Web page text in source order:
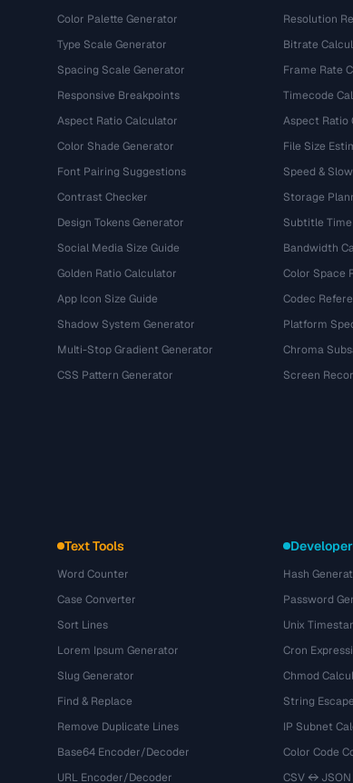
Color Palette Generator
Type Scale Generator
Spacing Scale Generator
Responsive Breakpoints
Aspect Ratio Calculator
Color Shade Generator
Font Pairing Suggestions
Contrast Checker
Design Tokens Generator
Social Media Size Guide
Golden Ratio Calculator
App Icon Size Guide
Shadow System Generator
Multi-Stop Gradient Generator
CSS Pattern Generator
Resolution
Bitrate
Frame Rate
Timecode
Aspect Ratio
File Size
Speed &
Storage
Subtitle
Bandwidth
Color Space
Codec
Platform
Chroma
Screen
Text Tools
Word Counter
Case Converter
Sort Lines
Lorem Ipsum Generator
Slug Generator
Find & Replace
Remove Duplicate Lines
Base64 Encoder/Decoder
URL Encoder/Decoder
Hash
Password
Unix
Cron
Chmod
String
IP Subnet
Color Code
CSV ↔